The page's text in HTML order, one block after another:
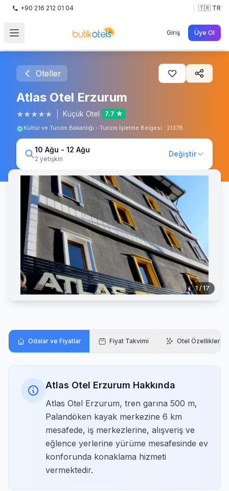
+90 216 212 01 04 🇹🇷 TR
Giriş Üye Ol
Oteller
Atlas Otel Erzurum
★★★★★ Küçük Otel 7.7 ★
Kültür ve Turizm Bakanlığı - Turizm İşletme Belgesi : 21378
10 Ağu - 12 Ağu
2 yetişkin
Değiştir
1 / 17
Odalar ve Fiyatlar Fiyat Takvimi Otel Özellikleri
Atlas Otel Erzurum Hakkında
Atlas Otel Erzurum, tren garına 500 m,
Palandöken kayak merkezine 6 km
mesafede, iş merkezlerine, alışveriş ve
eğlence yerlerine yürüme mesafesinde ev
konforunda konaklama hizmeti
vermektedir.